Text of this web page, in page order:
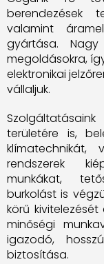
berendezések
valamint
gyártása.
megoldásokra,
elektronikai
vállaljuk.
területére is,
rendszerek
munkákat,
burkolást is
körű
minőségi
igazodó,
biztosítása.